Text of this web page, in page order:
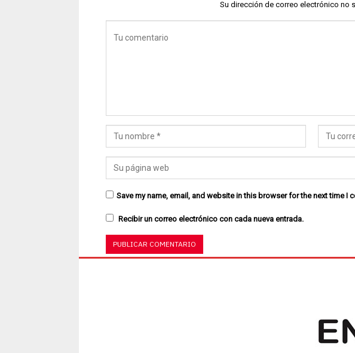
Su dirección de correo electrónico no
Save my name, email, and website in this browser for the next time I
Recibir un correo electrónico con cada nueva entrada.